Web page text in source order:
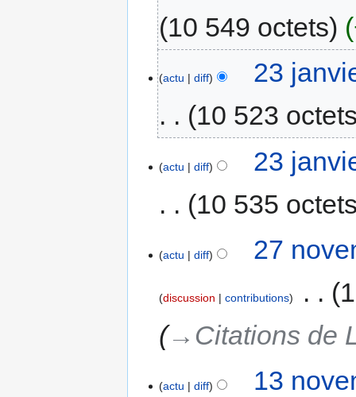
10 549 octets
actu diff
23
10 523
actu diff
23
10 535
actu diff 27
discussion contributions
→‎Citations de
actu diff 13